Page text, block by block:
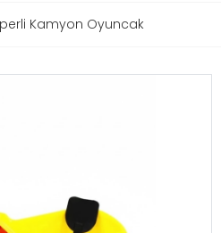
Kamyon Oyuncak